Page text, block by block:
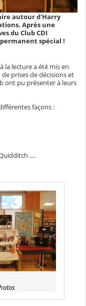
autour d'Harry
Après une
du Club CDI
spécial !
la lecture a été mis en
prises de décisions et
ont pu présenter à leurs
façons :
....